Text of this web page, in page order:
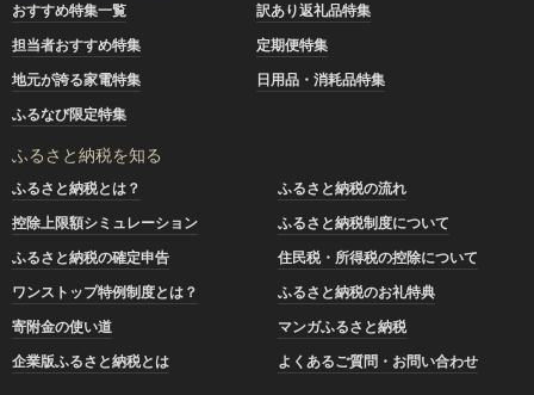
おすすめ特集一覧
訳あり返礼品特集
担当者おすすめ特集
定期便特集
地元が誇る家電特集
日用品・消耗品特集
ふるなび限定特集
ふるさと納税を知る
ふるさと納税とは？
ふるさと納税の流れ
控除上限額シミュレーション
ふるさと納税制度について
ふるさと納税の確定申告
住民税・所得税の控除について
ワンストップ特例制度とは？
ふるさと納税のお礼特典
寄附金の使い道
マンガふるさと納税
企業版ふるさと納税とは
よくあるご質問・お問い合わせ